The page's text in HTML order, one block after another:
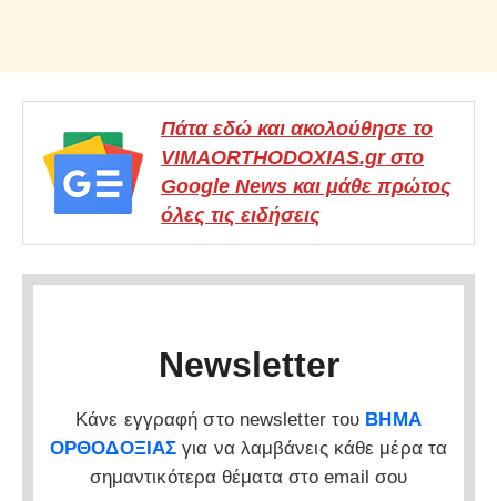
Πάτα εδώ και ακολούθησε το
VIMAORTHODOXIAS.gr στο
Google News και μάθε πρώτος
όλες τις ειδήσεις
Newsletter
Κάνε εγγραφή στο newsletter του ΒΗΜΑ
ΟΡΘΟΔΟΞΙΑΣ για να λαμβάνεις κάθε μέρα τα
σημαντικότερα θέματα στο email σου